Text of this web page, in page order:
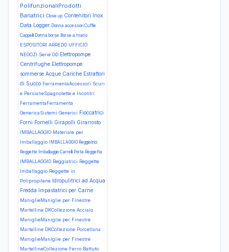
PolifunzionaliProdotti
Bariatrici Close up Contenitori Inox
Data Logger Donna accessori Cuffie
Cappelli Donna borse Borse a mano
ESPOSITORI ARREDO UFFICIO
NEGOZI Serie GD Elettropompe
Centrifughe Elettropompe
sommerse Acque Cariche Estrattori
di Succo FerramentaAccessori Scuri
e PersianeSpagnolette e Incontri
FerramentaFerramenta
GenericaSistemi Generici Fioccatrici
Forni Fornelli Girapolli Girarrosto
IMBALLAGGIO Materiale per
Imballaggio
IMBALLAGGIO Reggiatrici
Reggette Imballaggio Carrelli Porta Reggetta
IMBALLAGGIO Reggiatrici Reggette
Imballaggio Reggette in
Polipropilene Idropulitrici ad Acqua
Fredda Impastatrici per Carne
ManiglieManiglie per Finestre
Martelline DKCollezione Acciaio
ManiglieManiglie per Finestre
Martelline DKCollezione Porcellana
ManiglieManiglie per Finestre
MartellineCollezione Ferro Battuto